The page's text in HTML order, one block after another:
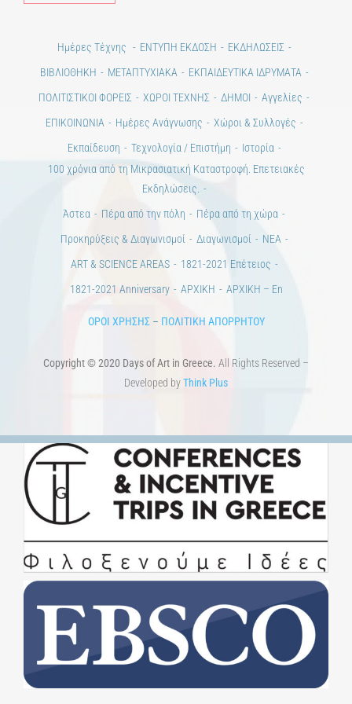
ΒΙΒΛΙΟΘΗΚΗ
ΜΕΤΑΠΤΥΧΙΑΚΑ
ΕΚΠΑΙΔΕΥΤΙΚΑ ΙΔΡΥΜΑΤΑ
ΠΟΛΙΤΙΣΤΙΚΟΙ ΦΟΡΕΙΣ
ΧΩΡΟΙ ΤΕΧΝΗΣ ΔΗΜΟΙ
Αγγελίες
ΕΠΙΚΟΙΝΩΝΙΑ
Ημέρες Ανάγνωσης
Χώροι & Συλλογές
Εκπαίδευση
Τεχνολογία / Επιστήμη
Ιστορία
Εκδηλώσεις.
Πέρα από την πόλη
Προκηρύξεις & Διαγωνισμοί
Διαγωνισμοί
ΝΕΑ
ART & SCIENCE AREAS
1821-2021 Επέτειος
1821-2021 Anniversary
ΑΡΧΙΚΗ ΑΡΧΙΚΗ – En
ΟΡΟΙ ΧΡΗΣΗΣ–ΠΟΛΙΤΙΚΗ ΑΠΟΡΡΗΤΟΥ